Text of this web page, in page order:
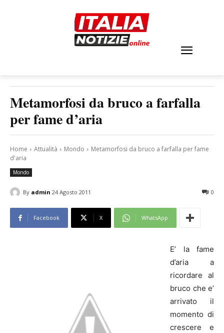
Metamorfosi da bruco a farfalla
per fame d’aria
Home Attualità Mondo
Metamorfosi da bruco a farfalla per fame
d'aria
Mondo
By admin 24 Agosto 2011 0
Facebook X WhatsApp
E’ la fame
d’aria a
ricordare al
bruco che e’
arrivato il
momento di
crescere e